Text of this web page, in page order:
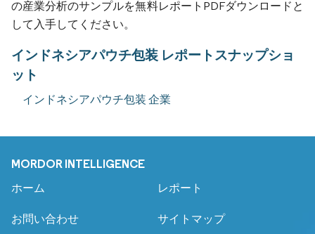
の産業分析のサンプルを無料レポートPDFダウンロードと
して入手してください。
インドネシアパウチ包装 レポートスナップショ
ット
インドネシアパウチ包装 企業
MORDOR INTELLIGENCE
ホーム レポート
お問い合わせ サイトマップ